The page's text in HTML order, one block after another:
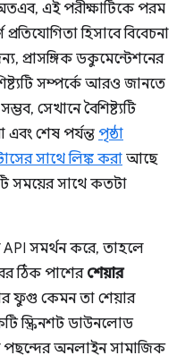
এই পরীক্ষাটিকে পরম
হিসাবে বিবেচনা
প্রাসঙ্গিক ডকুমেন্টেশনের
সম্পর্কে আরও জানতে
সেখানে বৈশিষ্ট্যটি
এবং শেষ পর্যন্ত পৃষ্ঠা
সাথে লিঙ্ক করা আছে
সময়ের সাথে কতটা
সমর্থন করে, তাহলে
ঠিক পাশেরশেয়ার
ফুগু কেমন তা শেয়ার
স্ক্রিনশট ডাউনলোড
অনলাইন সামাজিক